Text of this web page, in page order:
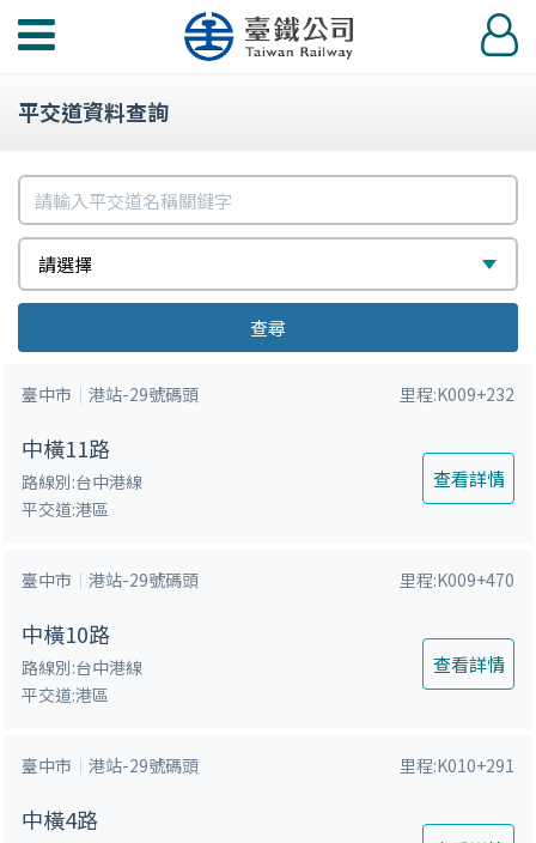
功
選
登
入
平交道資料查詢
輸
交
道
名
稱
關
選
請選擇
擇
查尋
臺中市 港站-29號碼頭 里程:K009+232
中橫11路
路線別:台中港線
平交道:港區
查看詳情
臺中市 港站-29號碼頭 里程:K009+470
中橫10路
路線別:台中港線
平交道:港區
查看詳情
臺中市 港站-29號碼頭 里程:K010+291
中橫4路